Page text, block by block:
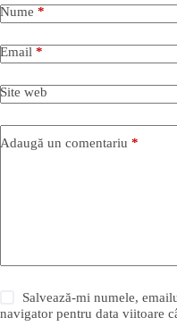
Nume *
Email *
Site web
Adaugă un comentariu *
Salvează-mi numele,
navigator pentru data viitoare